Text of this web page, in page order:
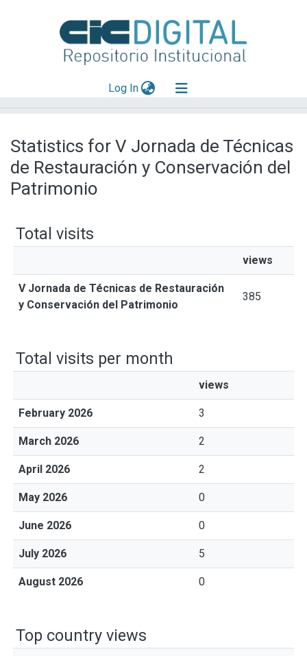
Log In(current)
Mas información
Aportar material
Statistics for V Jornada de Técnicas
de Restauración y Conservación del
Patrimonio
Total visits
views
V Jornada de Técnicas de Restauración
y Conservación del Patrimonio
385
Total visits per month
views
February 2026 3
March 2026 2
April 2026 2
May 2026 0
June 2026 0
July 2026 5
August 2026 0
Top country views